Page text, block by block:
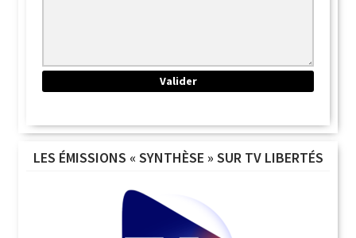
LES ÉMISSIONS « SYNTHÈSE » SUR TV LIBERTÉS